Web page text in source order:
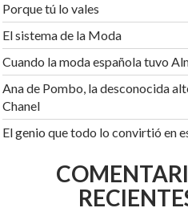
Porque tú lo vales
El sistema de la Moda
Cuando la moda española tuvo
Ana de Pombo, la desconocida
Chanel
El genio que todo lo convirtió en